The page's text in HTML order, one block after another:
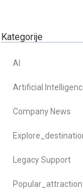
Kategorije
AI
Artificial
Company News
Legacy Support
Popular_attraction